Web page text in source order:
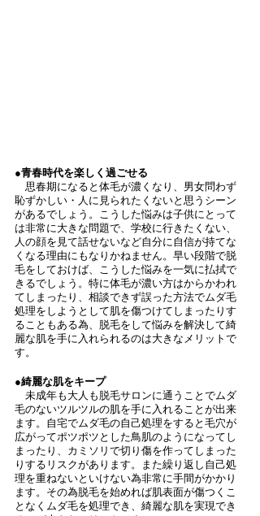
●青春時代を楽しく過ごせる
思春期になると体毛が濃くなり、男女問わず
恥ずかしい・人に見られたくないと思うシーン
があるでしょう。こうした悩みは子供にとって
は非常に大きな問題で、学校に行きたくない、
人の顔を見て話せないなど自分に自信が持てな
くなる理由にもなりかねません。早い段階で脱
毛をしておけば、こうした悩みを一気に払拭で
きるでしょう。特に体毛が濃い方はからかわれ
てしまったり、相談できず誤った方法でムダ毛
処理をしようとして肌を傷つけてしまったりす
ることもある為、脱毛をして悩みを解決して綺
麗な肌を手に入れられるのは大きなメリットで
す。
●綺麗な肌をキープ
未成年も大人も脱毛サロンに通うことでムダ
毛のないツルツルの肌を手に入れることが出来
ます。自宅でムダ毛の自己処理をすると毛穴が
広がってポツポツとした鳥肌のようになってし
まったり、カミソリで切り傷を作ってしまった
りするリスクがあります。また繰り返し自己処
理を重ねないといけない為非常に手間がかかり
ます。その為脱毛を始めれば肌表面が傷つくこ
となくムダ毛を処理でき、綺麗な肌を実現でき